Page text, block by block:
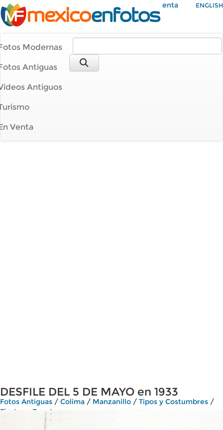
Mi Cuenta ENGLISH
Modernas
Antiguas
Antiguos
Venta
DESFILE DEL 5 DE MAYO en 1933
Fotos Antiguas / Colima / Manzanillo / Tipos y Costumbres /
Fiestas y Eventos